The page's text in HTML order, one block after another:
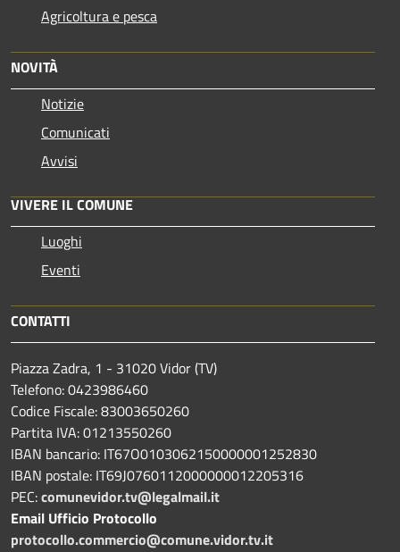
Agricoltura e pesca
NOVITÀ
Notizie
Comunicati
Avvisi
VIVERE IL COMUNE
Luoghi
Eventi
CONTATTI
Piazza Zadra, 1 - 31020 Vidor (TV)
Telefono: 0423986460
Codice Fiscale: 83003650260
Partita IVA: 01213550260
IBAN bancario: IT67O0103062150000001252830
IBAN postale: IT69J0760112000000012205316
PEC:comunevidor.tv@legalmail.it
Email Ufficio Protocollo
protocollo.commercio@comune.vidor.tv.it